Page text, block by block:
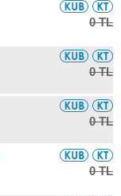
0 TL
0 TL
0 TL
0 TL